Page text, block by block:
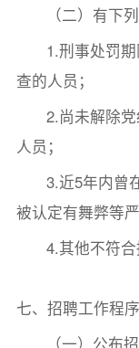
（二）有下
1.刑事处罚
查的人员；
2.尚未解除
人员；
3.近5年内曾
被认定有舞弊等
4.其他不符合
七、招聘工作程序
（一）公布